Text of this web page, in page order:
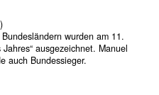
wurden am 11.
ausgezeichnet. Manuel
auch Bundessieger.